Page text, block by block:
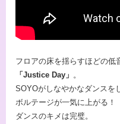
フロアの床を揺らすほどの低
「Justice Day」 。
SOYOがしなやかなダンスを
ボルテージが一気に上がる！
ダンスのキメは完璧。